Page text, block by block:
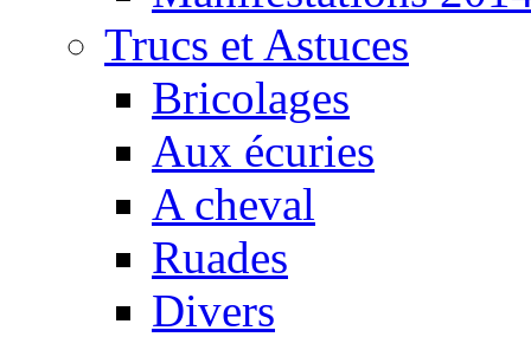
Trucs et Astuces
Bricolages
Aux écuries
A cheval
Ruades
Divers